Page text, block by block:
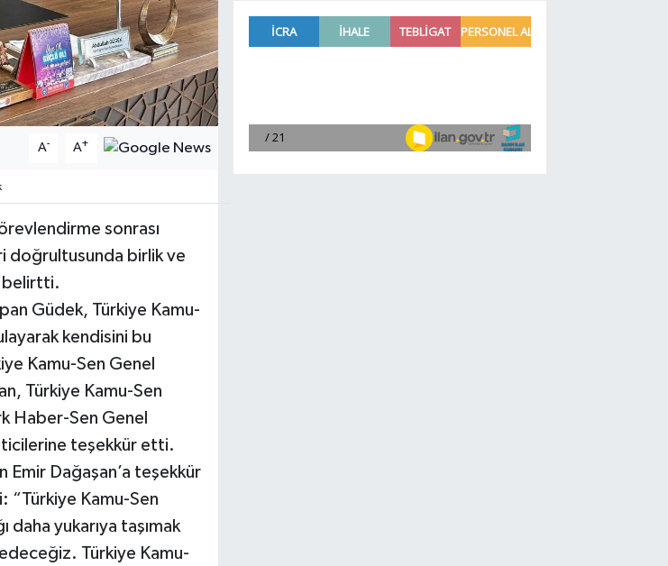
A- A+
sonrası
doğrultusunda birlik ve
belirtti.
Güdek, Türkiye Kamu-
kendisini bu
Kamu-Sen Genel
Türkiye Kamu-Sen
Haber-Sen Genel
teşekkür etti.
Emir Dağaşan’a teşekkür
“Türkiye Kamu-Sen
yukarıya taşımak
Türkiye Kamu-